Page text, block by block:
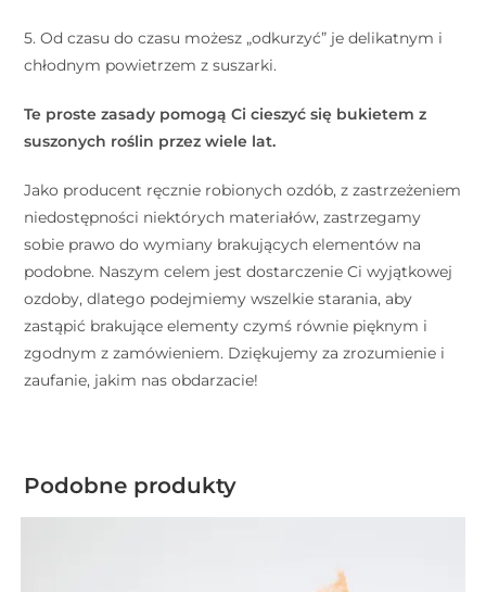
5. Od czasu do czasu możesz „odkurzyć” je delikatnym i
chłodnym powietrzem z suszarki.
Te proste zasady pomogą Ci cieszyć się bukietem z
suszonych roślin przez wiele lat.
Jako producent ręcznie robionych ozdób, z zastrzeżeniem
niedostępności niektórych materiałów, zastrzegamy
sobie prawo do wymiany brakujących elementów na
podobne. Naszym celem jest dostarczenie Ci wyjątkowej
ozdoby, dlatego podejmiemy wszelkie starania, aby
zastąpić brakujące elementy czymś równie pięknym i
zgodnym z zamówieniem. Dziękujemy za zrozumienie i
zaufanie, jakim nas obdarzacie!
Podobne produkty